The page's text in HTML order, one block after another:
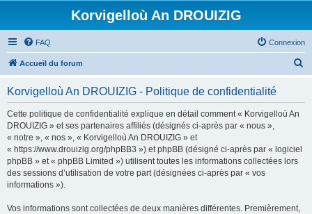
Korvigelloù An DROUIZIG
FAQ Connexion
Accueil du forum
Korvigelloù An DROUIZIG - Politique de confidentialité
Cette politique de confidentialité explique en détail comment « Korvigelloù An
DROUIZIG » et ses partenaires affiliés (désignés ci-après par « nous »,
« notre », « nos », « Korvigelloù An DROUIZIG » et
« https://www.drouizig.org/phpBB3 ») et phpBB (désigné ci-après par « logiciel
phpBB » et « phpBB Limited ») utilisent toutes les informations collectées lors
des sessions d’utilisation de votre part (désignées ci-après par « vos
informations »).
Vos informations sont collectées de deux manières différentes. Premièrement,